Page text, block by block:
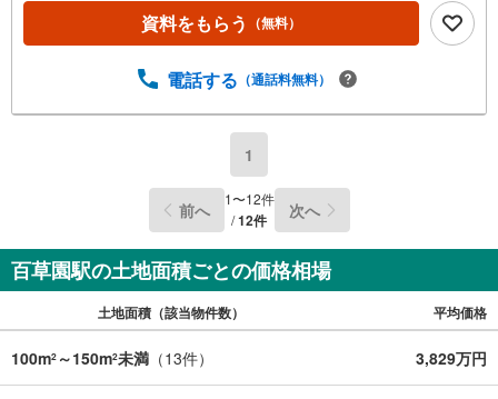
資料をもらう （無料）
電話する （通話料無料）
1
前へ 1〜12件
/12件 次へ
百草園駅の土地面積ごとの価格相場
土地面積（該当物件数） 平均価格
100m2 ～150m2未満 （13件） 3,829万円